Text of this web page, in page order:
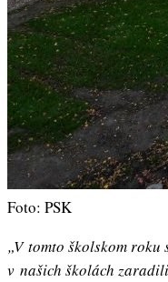
Foto: PSK
„V tomto školskom
v našich školách